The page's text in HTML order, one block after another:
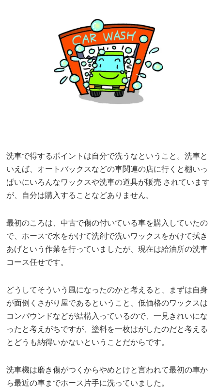
洗車で得するポイントは自分で洗うなということ。洗車と
いえば、オートバックスなどの車関連の店に行くと棚いっ
ぱいにいろんなワックスや洗車の道具が販売 されています
が、自分は購入することなどありません。
最初のころは、中古で傷の付いている車を購入していたの
で、ホースで水をかけて洗剤で洗いワックスをかけて拭き
あげという作業を行っていましたが、現在は給油所の洗車
コース任せです。
どうしてそういう風になったのかと考えると、まずは自身
が面倒くさがり屋であるということ、低価格のワックスは
コンパウンドなどが結構入っているので、一見きれいにな
ったと考えがちですが、塗料を一枚はがしたのだと考える
とどうも納得いかないということだからです。
洗車機は磨き傷がつくからやめとけと言われて最初の車か
ら最近の車までホース片手に洗っていました。